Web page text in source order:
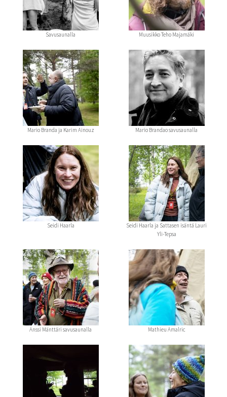
Savusaunalla Muusikko Teho Majamäki
Mario Branda ja Karim Ainouz Mario Brandao savusaunalla
Seidi Haarla
Seidi Haarla ja Sattasen isäntä Lauri
Yli-Tepsa
Anssi Mänttäri savusaunalla Mathieu Amalric